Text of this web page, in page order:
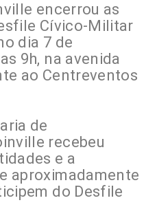
encerrou as
Cívico-Militar
dia 7 de
9h, na avenida
ao Centreventos
de
recebeu
e a
aproximadamente
do Desfile